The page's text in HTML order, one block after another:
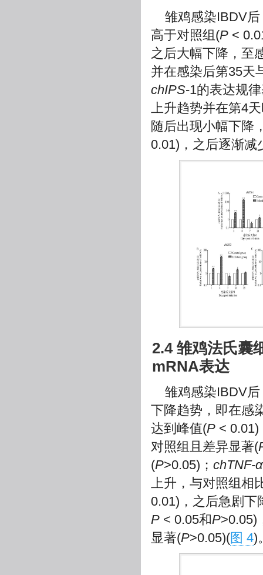
雏鸡感染IBDV
高于对照组(P <
之后大幅下降，至
并在感染后第35天
chIPS-1的表达规
上升趋势并在第4
随后出现小幅下降
0.01)，之后逐渐减
2.4 雏鸡法氏囊
mRNA表达
雏鸡感染IBDV
下降趋势，即在感
达到峰值(P <
对照组且差异显著(
(P>0.05)； chTNF-α
上升，与对照组相
0.01)，之后急剧下
P < 0.05和P>0.05)
显著(P>0.05)(图 4)